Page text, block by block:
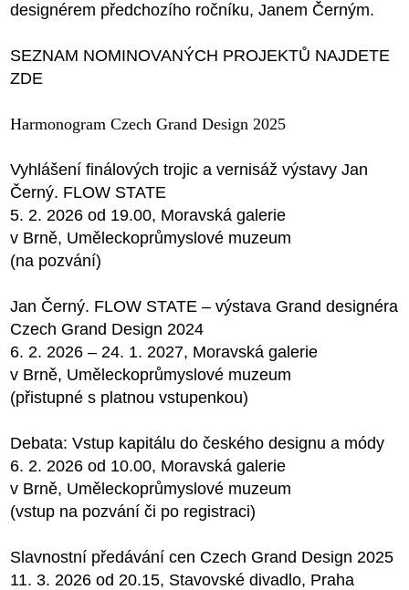
designérem předchozího ročníku, Janem Černým.
SEZNAM NOMINOVANÝCH PROJEKTŮ NAJDETE
ZDE
Harmonogram Czech Grand Design 2025
Vyhlášení finálových trojic a vernisáž výstavy Jan
Černý. FLOW STATE
5. 2. 2026 od 19.00, Moravská galerie
v Brně, Uměleckoprůmyslové muzeum
(na pozvání)
Jan Černý. FLOW STATE – výstava Grand designéra
Czech Grand Design 2024
6. 2. 2026 – 24. 1. 2027, Moravská galerie
v Brně, Uměleckoprůmyslové muzeum
(přistupné s platnou vstupenkou)
Debata: Vstup kapitálu do českého designu a módy
6. 2. 2026 od 10.00, Moravská galerie
v Brně, Uměleckoprůmyslové muzeum
(vstup na pozvání či po registraci)
Slavnostní předávání cen Czech Grand Design 2025
11. 3. 2026 od 20.15, Stavovské divadlo, Praha